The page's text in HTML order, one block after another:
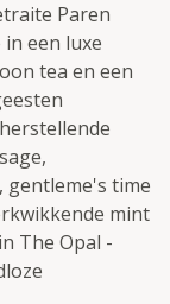
Paren
een luxe
tea en een
gentleme's time
mint
The Opal -